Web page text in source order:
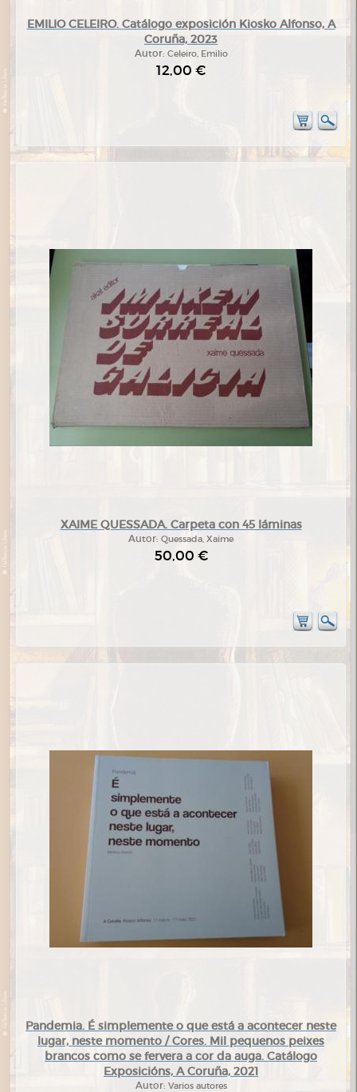
EMILIO CELEIRO. Catálogo exposición Kiosko Alfonso, A
Coruña, 2023
Autor: Celeiro, Emilio
12,00 €
XAIME QUESSADA. Carpeta con 45 láminas
Autor: Quessada, Xaime
50,00 €
Pandemia. É simplemente o que está a acontecer neste
lugar, neste momento / Cores. Mil pequenos peixes
brancos como se fervera a cor da auga. Catálogo
Exposicións, A Coruña, 2021
Autor: Varios autores